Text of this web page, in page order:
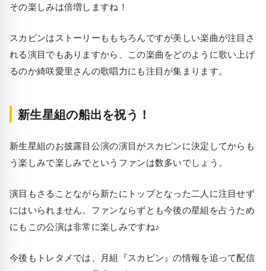
その楽しみは倍増しますね！
スカピンはストーリーももちろんですが美しい楽曲が注目さ
れる演目でもありますから、この楽曲をどのように歌い上げ
るのか綺咲愛里さんの歌唱力にも注目が集まります。
新生星組の船出を祝う！
新生星組のお披露目公演の演目がスカピンに決定してからも
う楽しみで楽しみでというファンは数多いでしょう。
演目もさることながら新たにトップとなった二人に注目せず
にはいられません。ファンならずとも今後の星組を占うため
にもこの公演は非常に楽しみですね♪
今後もトレタメでは、月組『スカピン』の情報を追って配信